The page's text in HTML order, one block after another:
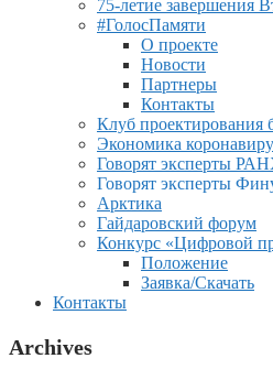
75-летие завершения
#ГолосПамяти
О проекте
Новости
Партнеры
Контакты
Клуб проектирования
Экономика
Говорят эксперты
Говорят эксперты
Арктика
Гайдаровский форум
Конкурс «Цифровой
Положение
Заявка/Скачать
Контакты
Archives